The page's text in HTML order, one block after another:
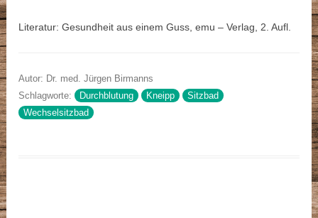
Literatur: Gesundheit aus einem Guss, emu – Verlag, 2. Aufl.
Autor: Dr. med. Jürgen Birmanns
Schlagworte: Durchblutung Kneipp
Sitzbad
Wechselsitzbad